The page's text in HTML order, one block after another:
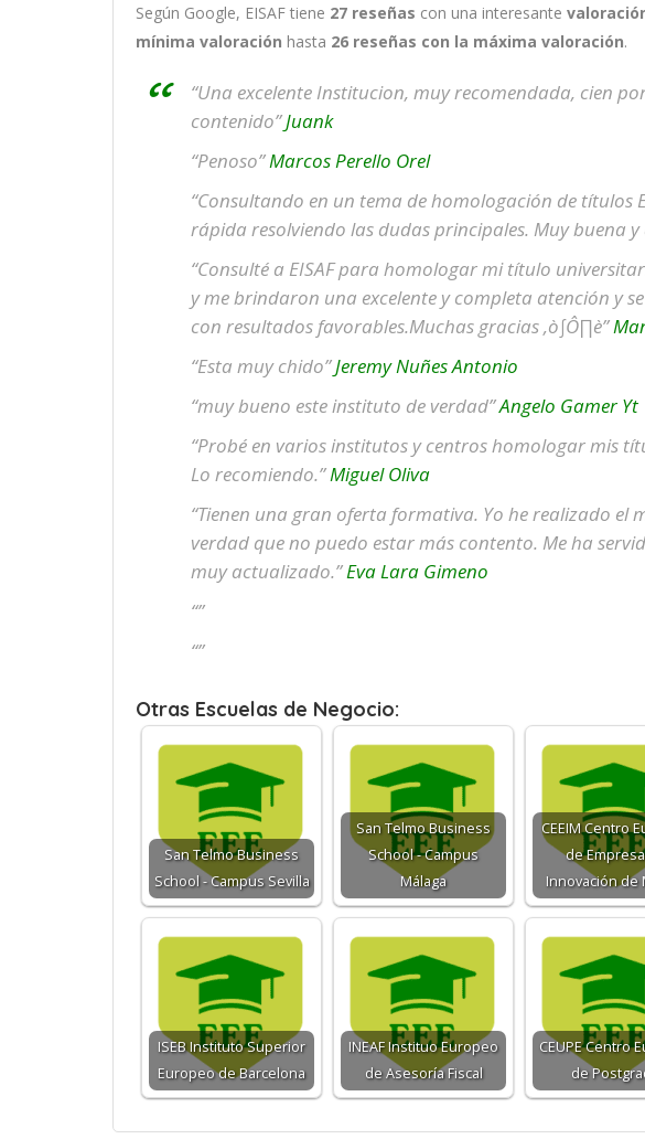
Según Google, EISAF tiene 27 reseñas con una interesante
mínima valoración hasta 26 reseñas con la máxima valoración.
“Una excelente Institucion, muy recomendada, cien
contenido”Juank
“Penoso”Marcos Perello Orel
“Consultando en un tema de homologación de títulos
rápida resolviendo las dudas principales. Muy buena
“Consulté a EISAF para homologar mi título
y me brindaron una excelente y completa atención y
con resultados favorables.Muchas gracias ‚ò∫Ô∏è”
“Esta muy chido”Jeremy Nuñes Antonio
“muy bueno este instituto de verdad”Angelo Gamer Yt
“Probé en varios institutos y centros homologar mis
Lo recomiendo.”Miguel Oliva
“Tienen una gran oferta formativa. Yo he realizado el
verdad que no puedo estar más contento. Me ha
muy actualizado.”Eva Lara Gimeno
“”
“”
Otras Escuelas de Negocio:
San Telmo Business
School - Campus Sevilla
San Telmo Business
School - Campus
Málaga
CEEIM Centro
de
Innovación de
ISEB Instituto Superior
Europeo de Barcelona
INEAF Instituo Europeo
de Asesoría Fiscal
CEUPE Centro
de